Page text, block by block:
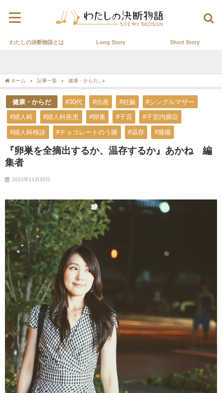
わたしの決断物語とは Long Story Short Story
ホーム 記事一覧 健康・からだ
健康・からだ #30代 #出産 #妊娠 #シングルマザー
#婦人科 #婦人科疾患 #卵巣 #子宮 #子宮内膜症
#婦人科検診 #チョコレートのう腫 #温存 #腫瘍
『卵巣を全摘出するか、温存するか』あかね 編
集者
2022年11月30日